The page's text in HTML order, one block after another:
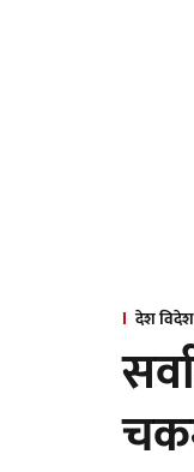
देश विदेश